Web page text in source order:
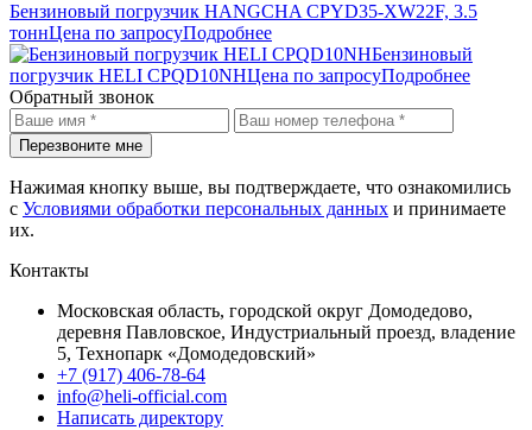
Бензиновый погрузчик HANGCHA CPYD35-XW22F, 3.5
тоннЦена по запросуПодробнее
Бензиновый
погрузчик HELI CPQD10NHЦена по запросуПодробнее
Обратный звонок
Перезвоните мне
Нажимая кнопку выше, вы подтверждаете, что ознакомились
с Условиями обработки персональных данных и принимаете
их.
Контакты
Московская область, городской округ Домодедово,
деревня Павловское, Индустриальный проезд, владение
5, Технопарк «Домодедовский»
+7 (917) 406-78-64
info@heli-official.com
Написать директору